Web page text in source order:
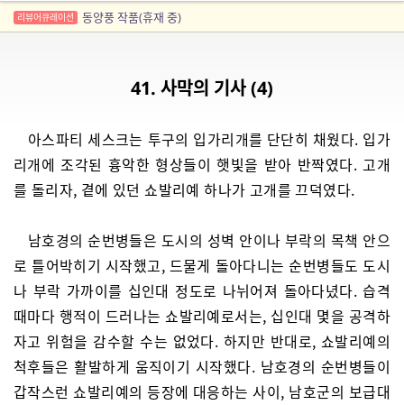
리뷰어큐레이션 동양풍 작품(휴재 중)
41. 사막의 기사 (4)
아스파티 세스크는 투구의 입가리개를 단단히 채웠다. 입가
리개에 조각된 흉악한 형상들이 햇빛을 받아 반짝였다. 고개
를 돌리자, 곁에 있던 쇼발리예 하나가 고개를 끄덕였다.
남호경의 순번병들은 도시의 성벽 안이나 부락의 목책 안으
로 틀어박히기 시작했고, 드물게 돌아다니는 순번병들도 도시
나 부락 가까이를 십인대 정도로 나뉘어져 돌아다녔다. 습격
때마다 행적이 드러나는 쇼발리예로서는, 십인대 몇을 공격하
자고 위험을 감수할 수는 없었다. 하지만 반대로, 쇼발리예의
척후들은 활발하게 움직이기 시작했다. 남호경의 순번병들이
갑작스런 쇼발리예의 등장에 대응하는 사이, 남호군의 보급대